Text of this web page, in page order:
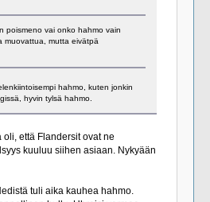
poismeno vai onko hahmo vain
muovattua, mutta eivätpä
hahmo, kuten jonkin
hyvin tylsä hahmo.
että Flandersit ovat ne
kuuluu siihen asiaan. Nykyään
tuli aika kauhea hahmo.